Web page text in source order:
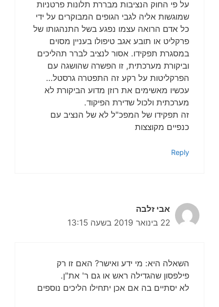
על פי החוק הנציבות מבררת תלונות פרטניות
שמוגשות אליה לגבי הגופים המבוקרים על ידי
כל אדם הרואה עצמו נפגע בשל התנהגותו של
פרקליט או תובע אגב טיפולו בעניין מסוים
במסגרת תפקידו. אסור לנציב לברר תהליכים
וביקורת מערכתית, זו הפשרה שהושגה עם
הפרקליטות על רקע זה התפטרה גרסטל…
עכשיו מאשימים את רוזן מדוע הביקורת לא
מערכתית ולכול שדירת הפיקוד.
זה תפקידו של המפכ"ל לא של הנציב עם
כנפיים מקוצצות
Reply
אבי זלבה
22 בינואר 2019 בשעה 13:15
השאלה היא: מי ידע ואישר? האם זו רק
פילפסון שהגדילה ראש או גם ר' את"ן.
לא יסתיים בה אם אכן יתחילו הליכים נוספים